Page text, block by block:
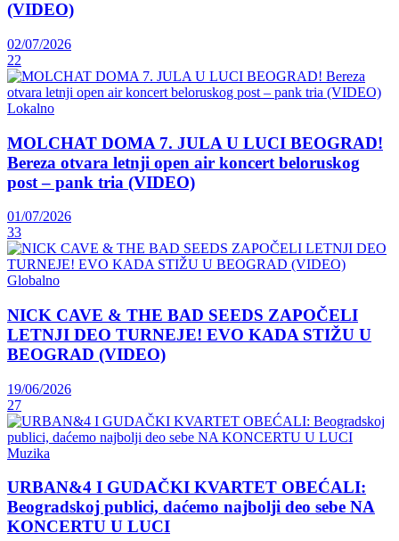
(VIDEO)
02/07/2026
22
Lokalno
MOLCHAT DOMA 7. JULA U LUCI BEOGRAD!
Bereza otvara letnji open air koncert beloruskog
post – pank tria (VIDEO)
01/07/2026
33
Globalno
NICK CAVE & THE BAD SEEDS ZAPOČELI
LETNJI DEO TURNEJE! EVO KADA STIŽU U
BEOGRAD (VIDEO)
19/06/2026
27
Muzika
URBAN&4 I GUDAČKI KVARTET OBEĆALI:
Beogradskoj publici, daćemo najbolji deo sebe NA
KONCERTU U LUCI